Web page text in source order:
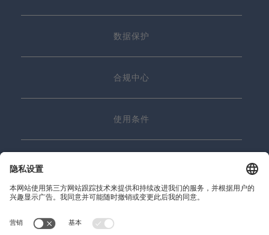
数据保护
合规中心
使用条件